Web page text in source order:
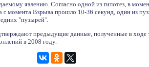
явлению. Согласно одной из гипотез, в
момента Взрыва прошло 10-36 секунд, один из
"пузырей".
предыдущие данные, полученные в ходе
в 2008 году.